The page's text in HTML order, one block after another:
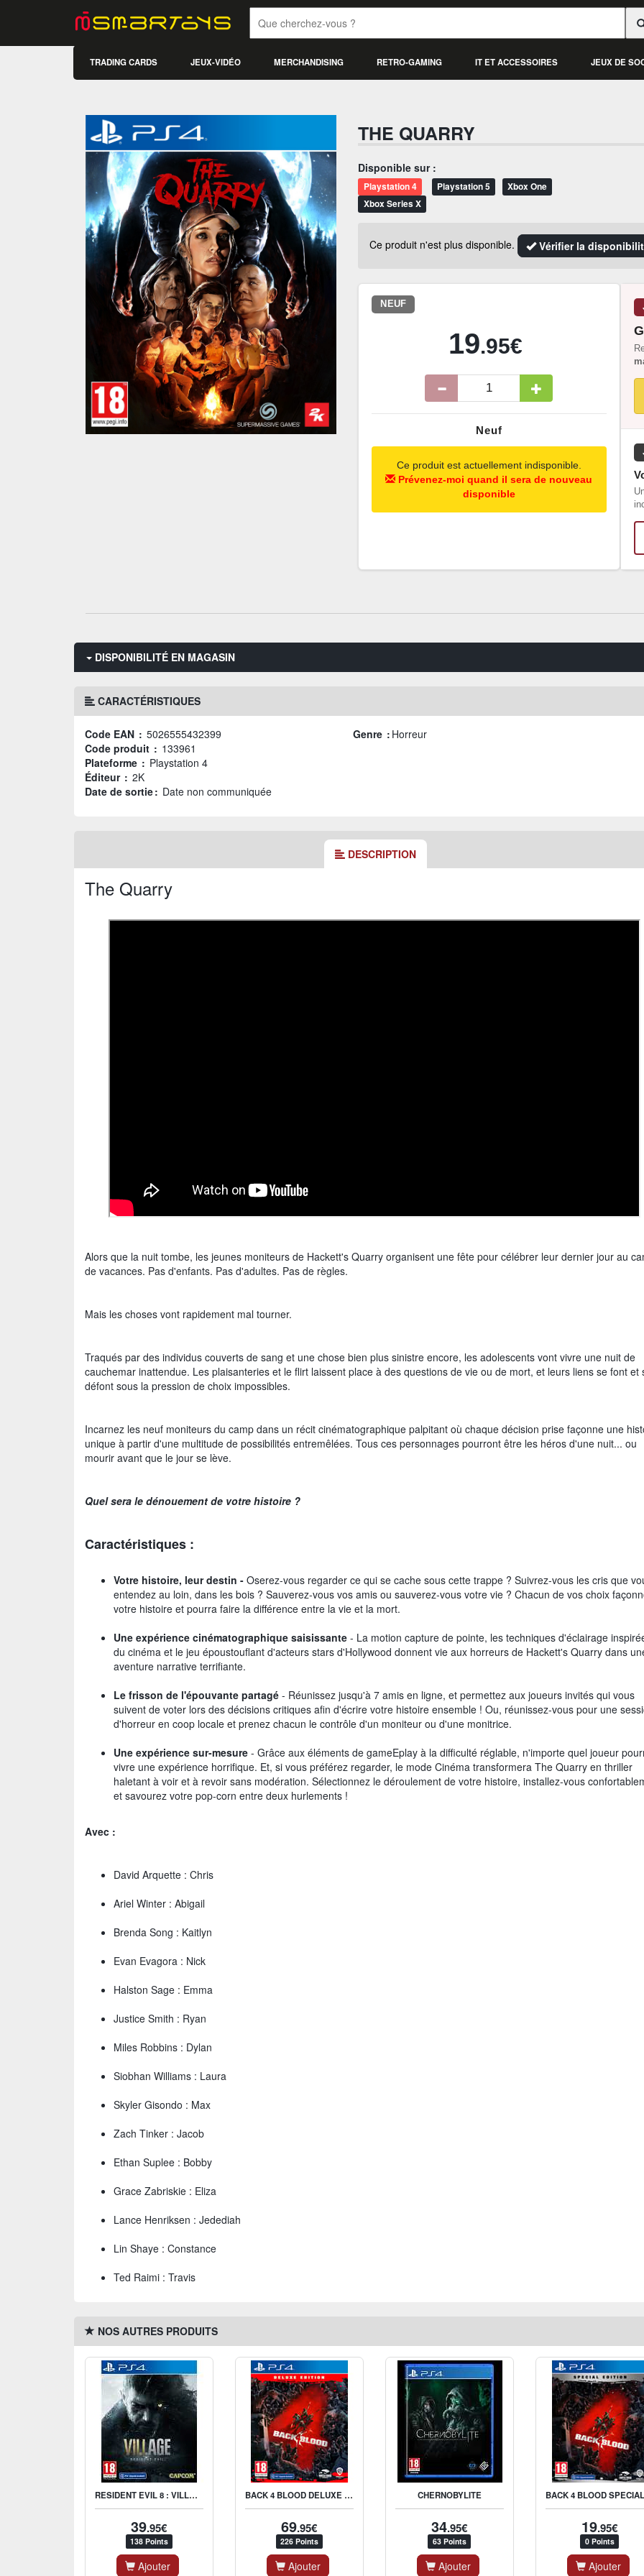
TRADING CARDS JEUX-VIDÉO MERCHANDISING RETRO-GAMING IT ET ACCESSOIRES JEUX DE
THE QUARRY
Disponible sur :
Playstation 4 Playstation 5
Xbox One
Xbox Series X
Ce produit n'est plus disponible. Vérifier la
NEUF
19.95€
Neuf
Ce produit est actuellement indisponible.
Prévenez-moi quand il sera de nouveau
disponible
DISPONIBILITÉ EN MAGASIN
CARACTÉRISTIQUES
Code EAN : 5026555432399
Code produit : 133961
Plateforme : Playstation 4
Éditeur : 2K
Date de sortie : Date non communiquée
Genre : Horreur
DESCRIPTION
The Quarry
Alors que la nuit tombe, les jeunes moniteurs de Hackett's Quarry organisent une fête pour célébrer leur dernier jour au
de vacances. Pas d'enfants. Pas d'adultes. Pas de règles.
Mais les choses vont rapidement mal tourner.
Traqués par des individus couverts de sang et une chose bien plus sinistre encore, les adolescents vont vivre une nuit de
cauchemar inattendue. Les plaisanteries et le flirt laissent place à des questions de vie ou de mort, et leurs liens se font et
défont sous la pression de choix impossibles.
Incarnez les neuf moniteurs du camp dans un récit cinématographique palpitant où chaque décision prise façonne une
unique à partir d'une multitude de possibilités entremêlées. Tous ces personnages pourront être les héros d'une nuit... ou
mourir avant que le jour se lève.
Quel sera le dénouement de votre histoire ?
Caractéristiques :
Votre histoire, leur destin - Oserez-vous regarder ce qui se cache sous cette trappe ? Suivrez-vous les cris que
entendez au loin, dans les bois ? Sauverez-vous vos amis ou sauverez-vous votre vie ? Chacun de vos choix
votre histoire et pourra faire la différence entre la vie et la mort.
Une expérience cinématographique saisissante - La motion capture de pointe, les techniques d'éclairage
du cinéma et le jeu époustouflant d'acteurs stars d'Hollywood donnent vie aux horreurs de Hackett's Quarry dans
aventure narrative terrifiante.
Le frisson de l'épouvante partagé - Réunissez jusqu'à 7 amis en ligne, et permettez aux joueurs invités qui vous
suivent de voter lors des décisions critiques afin d'écrire votre histoire ensemble ! Ou, réunissez-vous pour une
d'horreur en coop locale et prenez chacun le contrôle d'un moniteur ou d'une monitrice.
Une expérience sur-mesure - Grâce aux éléments de gameEplay à la difficulté réglable, n'importe quel joueur
vivre une expérience horrifique. Et, si vous préférez regarder, le mode Cinéma transformera The Quarry en thriller
haletant à voir et à revoir sans modération. Sélectionnez le déroulement de votre histoire, installez-vous
et savourez votre pop-corn entre deux hurlements !
Avec :
David Arquette : Chris
Ariel Winter : Abigail
Brenda Song : Kaitlyn
Evan Evagora : Nick
Halston Sage : Emma
Justice Smith : Ryan
Miles Robbins : Dylan
Siobhan Williams : Laura
Skyler Gisondo : Max
Zach Tinker : Jacob
Ethan Suplee : Bobby
Grace Zabriskie : Eliza
Lance Henriksen : Jedediah
Lin Shaye : Constance
Ted Raimi : Travis
NOS AUTRES PRODUITS
RESIDENT EVIL 8 : VILLAGE
39.95€
138 Points
Ajouter
BACK 4 BLOOD DELUXE EDITION
69.95€
226 Points
Ajouter
CHERNOBYLITE
34.95€
63 Points
Ajouter
19.95€
0 Points
Ajouter